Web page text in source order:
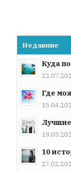
Недавние
Куда
Где
10